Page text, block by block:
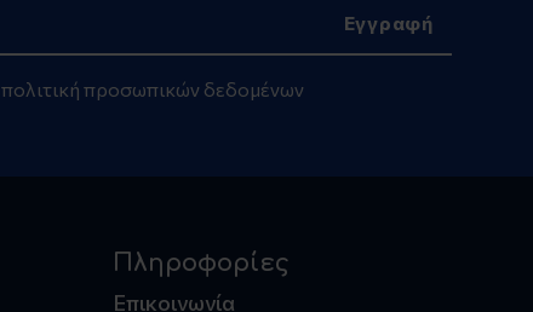
πολιτική προσωπικών δεδομένων
Πληροφορίες
Επικοινωνία